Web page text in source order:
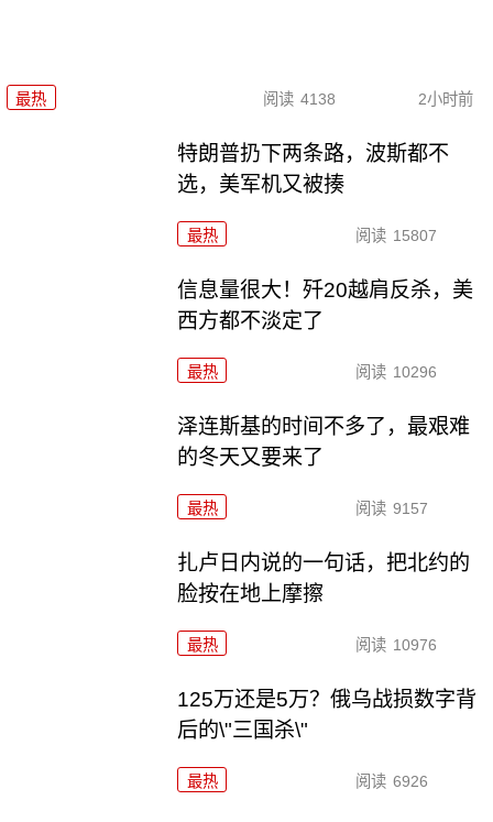
最热 阅读 4138 2小时前
特朗普扔下两条路，波斯都不
选，美军机又被揍
最热 阅读 15807
信息量很大！歼20越肩反杀，美
西方都不淡定了
最热 阅读 10296
泽连斯基的时间不多了，最艰难
的冬天又要来了
最热 阅读 9157
扎卢日内说的一句话，把北约的
脸按在地上摩擦
最热 阅读 10976
125万还是5万？俄乌战损数字背
后的\"三国杀\"
最热 阅读 6926